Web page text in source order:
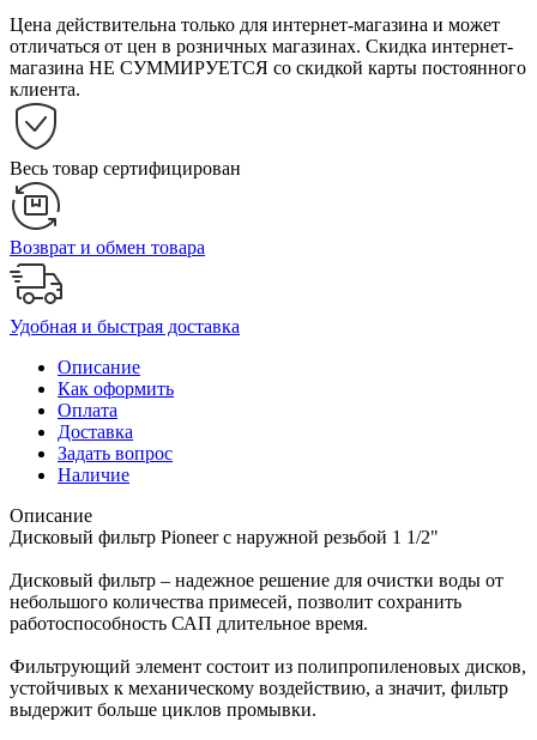
Цена действительна только для интернет-магазина и может
отличаться от цен в розничных магазинах. Скидка интернет-
магазина НЕ СУММИРУЕТСЯ со скидкой карты постоянного
клиента.
Весь товар сертифицирован
Возврат и обмен товара
Удобная и быстрая доставка
Описание
Как оформить
Оплата
Доставка
Задать вопрос
Наличие
Описание
Дисковый фильтр Pioneer с наружной резьбой 1 1/2"
Дисковый фильтр – надежное решение для очистки воды от
небольшого количества примесей, позволит сохранить
работоспособность САП длительное время.
Фильтрующий элемент состоит из полипропиленовых дисков,
устойчивых к механическому воздействию, а значит, фильтр
выдержит больше циклов промывки.